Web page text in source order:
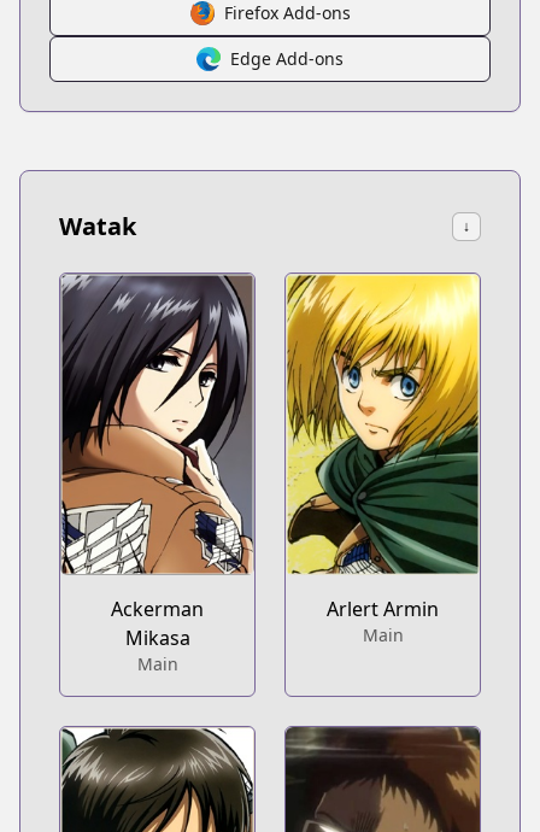
Firefox Add-ons
Edge Add-ons
Watak ↓
Ackerman
Mikasa
Main
Arlert Armin
Main